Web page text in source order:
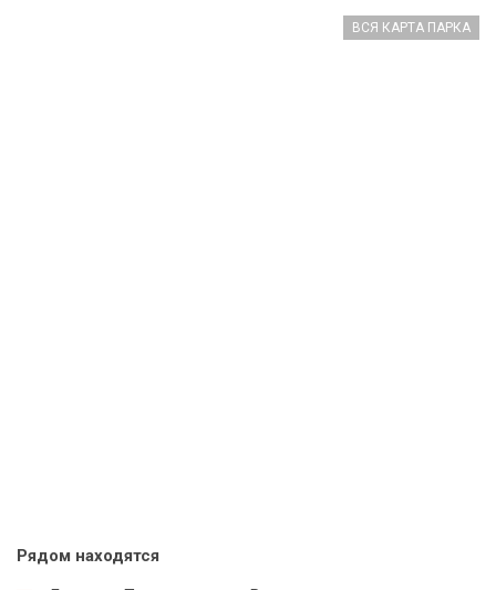
ВСЯ КАРТА ПАРКА
Рядом находятся